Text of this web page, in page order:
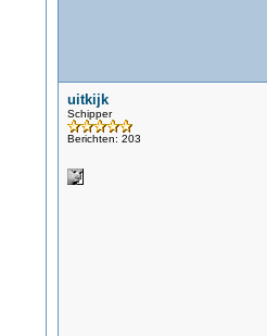
uitkijk
Schipper
Berichten: 203